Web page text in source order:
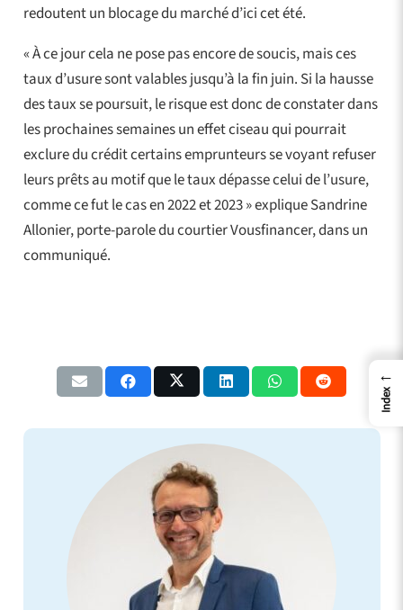
redoutent un blocage du marché d’ici cet été.
« À ce jour cela ne pose pas encore de soucis, mais ces
taux d’usure sont valables jusqu’à la fin juin. Si la hausse
des taux se poursuit, le risque est donc de constater dans
les prochaines semaines un effet ciseau qui pourrait
exclure du crédit certains emprunteurs se voyant refuser
leurs prêts au motif que le taux dépasse celui de l’usure,
comme ce fut le cas en 2022 et 2023 » explique Sandrine
Allonier, porte-parole du courtier Vousfinancer, dans un
communiqué.
←
Index